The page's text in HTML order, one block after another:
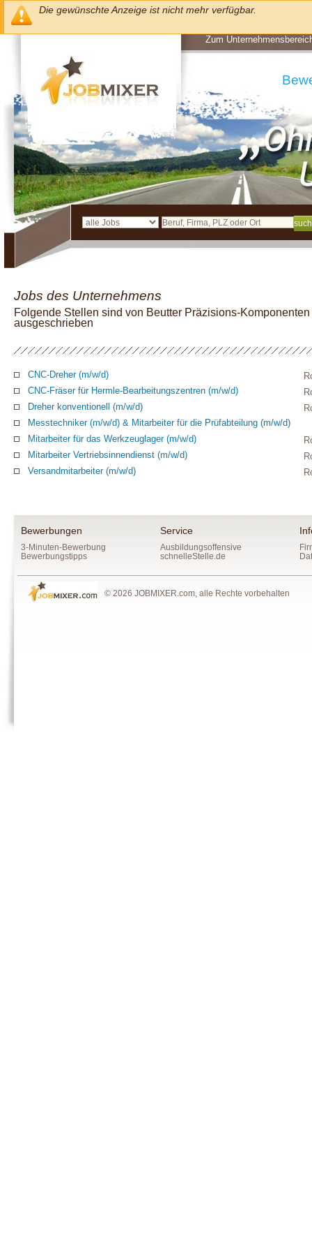
Die gewünschte Anzeige ist nicht mehr verfügbar.
Zum
Jobs des Unternehmens
Folgende Stellen sind von Beutter Präzisions-
ausgeschrieben
CNC-Dreher (m/w/d)
CNC-Fräser für Hermle-Bearbeitungszentren (m/w/d)
Dreher konventionell (m/w/d)
Messtechniker (m/w/d) & Mitarbeiter für die Prüfabteilung (m/w/d)
Mitarbeiter für das Werkzeuglager (m/w/d)
Mitarbeiter Vertriebsinnendienst (m/w/d)
Versandmitarbeiter (m/w/d)
Bewerbungen
3-Minuten-Bewerbung
Bewerbungstipps
Service
Ausbildungsoffensive
schnelleStelle.de
© 2026 JOBMIXER.com, alle Rechte vorbehalten